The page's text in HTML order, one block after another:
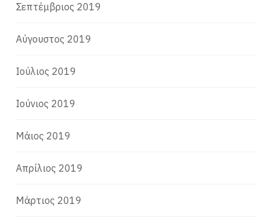
Σεπτέμβριος 2019
Αύγουστος 2019
Ιούλιος 2019
Ιούνιος 2019
Μάιος 2019
Απρίλιος 2019
Μάρτιος 2019